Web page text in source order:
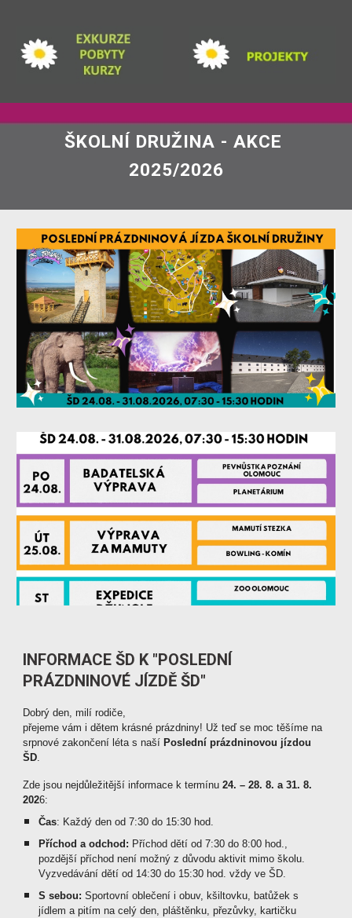
ŠKOLNÍ DRUŽINA - AKCE
2025/2026
INFORMACE ŠD K "POSLEDNÍ
PRÁZDNINOVÉ JÍZDĚ ŠD"
Dobrý den, milí rodiče,
přejeme vám i dětem krásné prázdniny! Už teď se moc těšíme na
srpnové zakončení léta s naší Poslední prázdninovou jízdou
ŠD.
Zde jsou nejdůležitější informace k termínu24. – 28. 8. a 31. 8.
2026:
Čas: Každý den od 7:30 do 15:30 hod.
Příchod a odchod: Příchod dětí od 7:30 do 8:00 hod.,
pozdější příchod není možný z důvodu aktivit mimo školu.
Vyzvedávání dětí od 14:30 do 15:30 hod. vždy ve ŠD.
S sebou: Sportovní oblečení i obuv, kšiltovku, batůžek s
jídlem a pitím na celý den, pláštěnku, přezůvky, kartičku